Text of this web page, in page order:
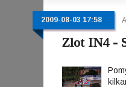
2009-08-03 17:58
Zlot IN4 -